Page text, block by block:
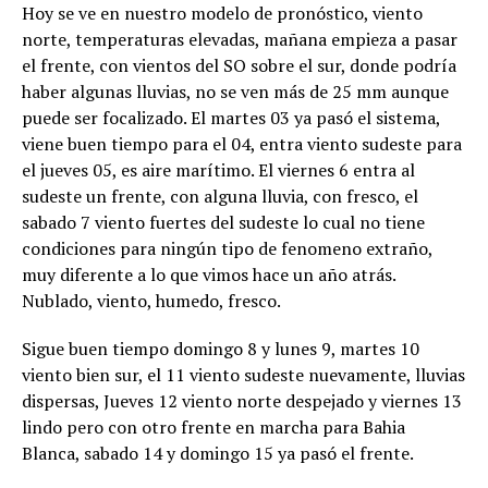
Hoy se ve en nuestro modelo de pronóstico, viento
norte, temperaturas elevadas, mañana empieza a pasar
el frente, con vientos del SO sobre el sur, donde podría
haber algunas lluvias, no se ven más de 25 mm aunque
puede ser focalizado. El martes 03 ya pasó el sistema,
viene buen tiempo para el 04, entra viento sudeste para
el jueves 05, es aire marítimo. El viernes 6 entra al
sudeste un frente, con alguna lluvia, con fresco, el
sabado 7 viento fuertes del sudeste lo cual no tiene
condiciones para ningún tipo de fenomeno extraño,
muy diferente a lo que vimos hace un año atrás.
Nublado, viento, humedo, fresco.
Sigue buen tiempo domingo 8 y lunes 9, martes 10
viento bien sur, el 11 viento sudeste nuevamente, lluvias
dispersas, Jueves 12 viento norte despejado y viernes 13
lindo pero con otro frente en marcha para Bahia
Blanca, sabado 14 y domingo 15 ya pasó el frente.